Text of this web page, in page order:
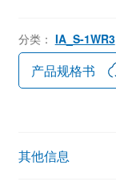
分类： IA_S-1WR3
产品规格书
其他信息